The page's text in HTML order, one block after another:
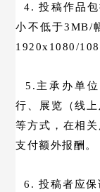
4. 投稿作品包
小不低于3MB/
1920x1080/
5.主承办单位
行、展览（线
等方式，在相
支付额外报酬。
6. 投稿者应保